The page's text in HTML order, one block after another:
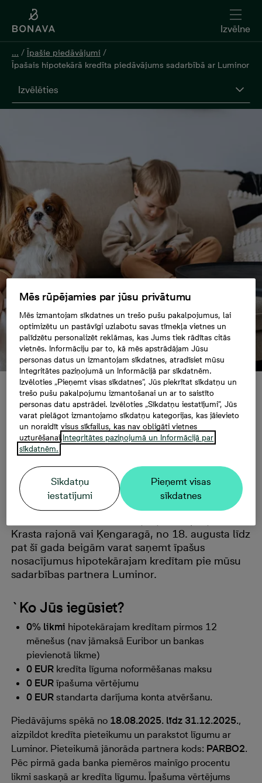
Izvēlne
... / Īpašie piedāvājumi /
Īpašais hipotekārā kredīta piedāvājums sadarbībā ar Luminor
Izvēlēties
Īpašais hipotekārā
kredīta piedāvājums
sadarbībā ar Luminor
Ja vēlaties iegādāties gatavu dzīvokli Rīgā un
Krasta rajonā vai Ķengaragā, no 18. augusta līdz
pat šī gada beigām varat saņemt īpašus
nosacījumus hipotekārajam kredītam pie mūsu
sadarbības partnera Luminor.
`Ko Jūs iegūsiet?
0% likmi hipotekārajam kredītam pirmos 12
mēnešus (nav jāmaksā Euribor un bankas
pievienotā likme)
0 EURkredīta līguma noformēšanas maksu
0 EURīpašuma vērtējumu
0 EURstandarta darījuma konta atvēršanu.
Piedāvājums spēkā no 18.08.2025. līdz 31.12.2025.,
aizpildot kredīta pieteikumu un parakstot līgumu ar
Luminor. Pieteikumā jānorāda partnera kods: PARBO2.
Pēc pirmā gada banka piemēros mainīgo procentu
likmi saskaņā ar kredīta līgumu. Īpašuma vērtējums
Mēs rūpējamies par jūsu privātumu
Mēs izmantojam sīkdatnes un trešo pušu pakalpojumus, lai
optimizētu un pastāvīgi uzlabotu savas tīmekļa vietnes un
palīdzētu personalizēt reklāmas, kas Jums tiek rādītas citās
vietnēs. Informāciju par to, kā mēs apstrādājam Jūsu
personas datus un izmantojam sīkdatnes, atradīsiet mūsu
Integritātes paziņojumā un Informācijā par sīkdatnēm.
Izvēloties „Pieņemt visas sīkdatnes”, Jūs piekrītat sīkdatņu un
trešo pušu pakalpojumu izmantošanai un ar to saistīto
personas datu apstrādei. Izvēloties „Sīkdatņu iestatījumi”, Jūs
varat pielāgot izmantojamo sīkdatņu kategorijas, kas jāievieto
un noraidīt visus sīkfailus, kas nav obligāti vietnes
uzturēšanai.Integritātes paziņojumā un Informācijā par
sīkdatnēm.
Sīkdatņu
iestatījumi
Pieņemt visas
sīkdatnes